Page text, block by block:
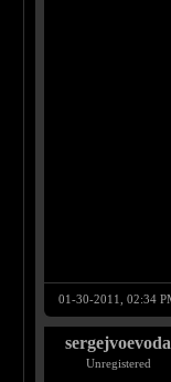
01-30-2011, 02:34
sergejvoevoda
Unregistered